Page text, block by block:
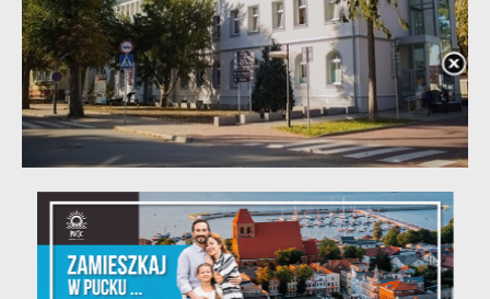
20 - 08 - 2026
Teatralne lato - Zdrowo i
kolorowo